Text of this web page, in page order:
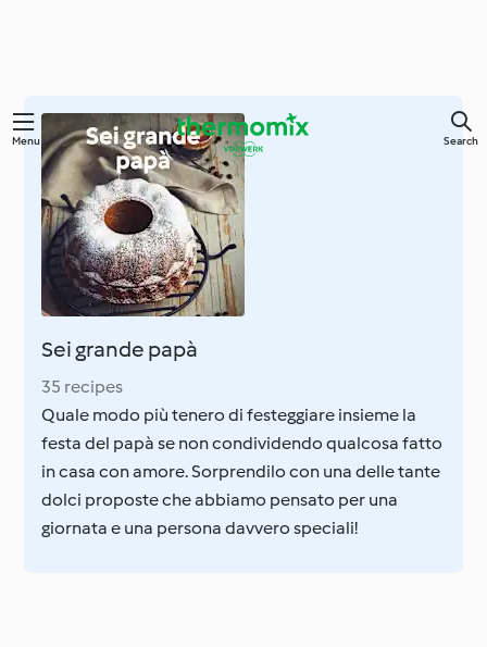
Skip
content
Menu Search
Sei grande papà
35 recipes
Quale modo più tenero di festeggiare insieme la
festa del papà se non condividendo qualcosa fatto
in casa con amore. Sorprendilo con una delle tante
dolci proposte che abbiamo pensato per una
giornata e una persona davvero speciali!